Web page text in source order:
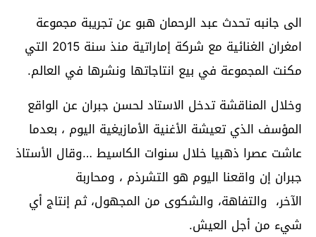
الى جانبه تحدث عبد الرحمان هبو عن تجريبة مجموعة
امغران الغنائية مع شركة إماراتية منذ سنة 2015 التي
مكنت المجموعة في بيع انتاجاتها ونشرها في العالم.
وخلال المناقشة تدخل الاستاد لحسن جبران عن الواقع
المؤسف الذي تعيشة الأغنية الأمازيغية اليوم ، بعدما
عاشت عصرا ذهبيا خلال سنوات الكاسيط …وقال الأستاذ
جبران إن واقعنا اليوم هو التشرذم ، ومحاربة
الآخر، والتفاهة، والشكوى من المجهول، ثم إنتاج أي
شيء من أجل العيش.